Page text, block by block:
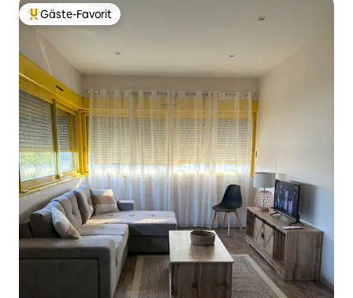
Beliebter Gäste-Favorit.
Gäste-Favorit